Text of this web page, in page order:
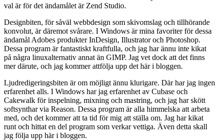
val är för det ändamålet är Zend Studio.
Designbiten, för såväl webbdesign som skivomslag och tillhörande
konvolut, är däremot svårare. I Windows är mina favoriter för dessa
ändamål Adobes produkter InDesign, Illustrator och Photoshop.
Dessa program är fantastiskt kraftfulla, och jag har ännu inte kikat
på några linuxalternativ annat än GIMP. Jag vet dock att det finns
mer därute, och jag kommer attfölja upp det här i bloggen.
Ljudredigeringsbiten är om möjligt ännu klurigare. Där har jag ingen
erfarenhet alls. I Windows har jag erfarenhet av Cubase och
Cakewalk för inspelning, mixning och mastring, och jag har skött
softsynthar via Reason. Dessa program är alla himmelska att arbeta
med, och det kommer att ta tid för mig att ställa om. Jag har kikat
runt och hittat en del program som verkar vettiga. Även detta skall
jag följa upp här i bloggen.